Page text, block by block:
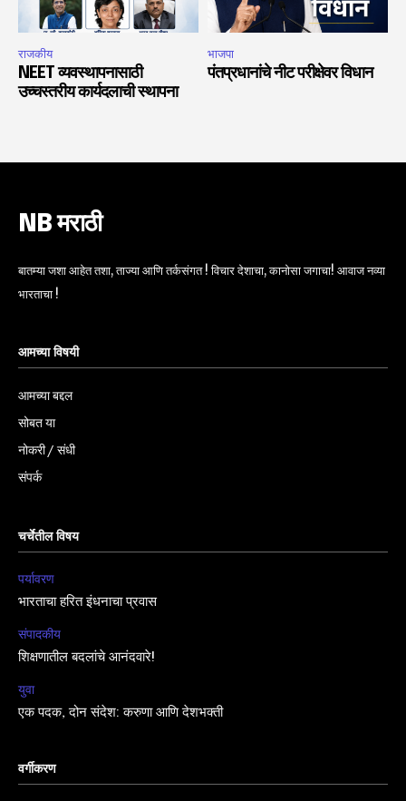
राजकीय
NEET व्यवस्थापनासाठी
उच्चस्तरीय कार्यदलाची स्थापना
भाजपा
पंतप्रधानांचे नीट परीक्षेवर विधान
NB मराठी
बातम्या जशा आहेत तशा, ताज्या आणि तर्कसंगत ! विचार देशाचा, कानोसा जगाचा! आवाज नव्या
भारताचा !
आमच्या विषयी
आमच्या बद्दल
सोबत या
नोकरी / संधी
संपर्क
चर्चेतील विषय
पर्यावरण
भारताचा हरित इंधनाचा प्रवास
संपादकीय
शिक्षणातील बदलांचे आनंदवारे!
युवा
एक पदक, दोन संदेश: करुणा आणि देशभक्ती
वर्गीकरण